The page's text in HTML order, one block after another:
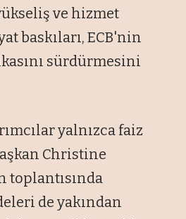
ve hizmet
baskıları, ECB'nin
sürdürmesini
yalnızca faiz
Christine
toplantısında
de yakından